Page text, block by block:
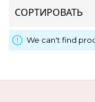
СОРТИРОВАТЬ
We can't find